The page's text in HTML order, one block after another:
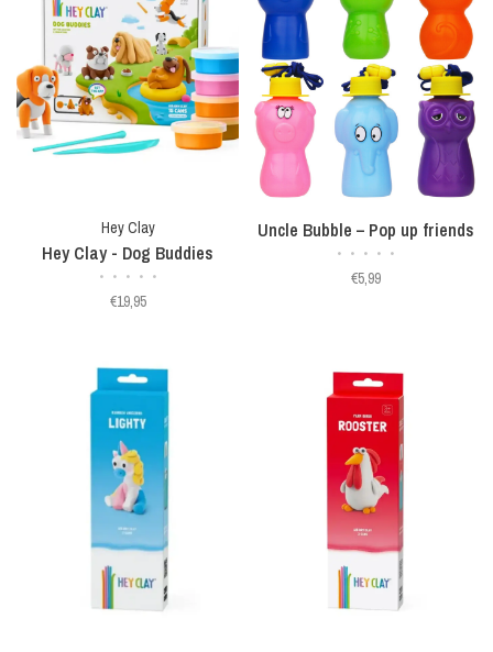
Hey Clay
Hey Clay - Dog Buddies
• • • • •
€19,95
Uncle Bubble – Pop up friends
• • • • •
€5,99